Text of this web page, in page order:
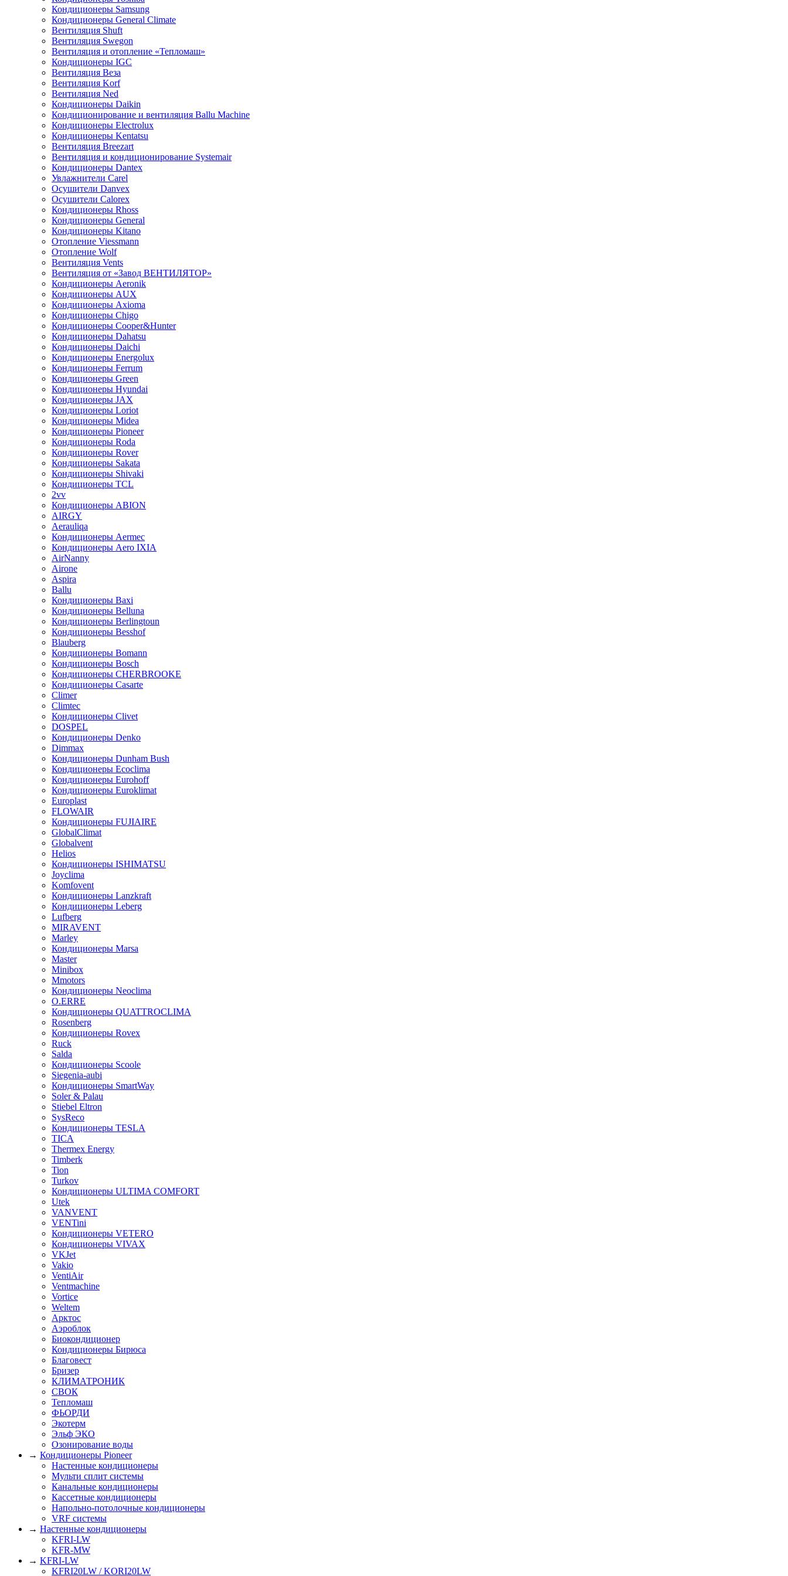
Кондиционеры Samsung
Кондиционеры General Climate
Вентиляция Shuft
Вентиляция Swegon
Вентиляция и отопление «Тепломаш»
Кондиционеры IGC
Вентиляция Веза
Вентиляция Korf
Вентиляция Ned
Кондиционеры Daikin
Кондиционирование и вентиляция Ballu Machine
Кондиционеры Electrolux
Кондиционеры Kentatsu
Вентиляция Breezart
Вентиляция и кондиционирование Systemair
Кондиционеры Dantex
Увлажнители Carel
Осушители Danvex
Осушители Calorex
Кондиционеры Rhoss
Кондиционеры General
Кондиционеры Kitano
Отопление Viessmann
Отопление Wolf
Вентиляция Vents
Вентиляция от «Завод ВЕНТИЛЯТОР»
Кондиционеры Aeronik
Кондиционеры AUX
Кондиционеры Axioma
Кондиционеры Chigo
Кондиционеры Cooper&Hunter
Кондиционеры Dahatsu
Кондиционеры Daichi
Кондиционеры Energolux
Кондиционеры Ferrum
Кондиционеры Green
Кондиционеры Hyundai
Кондиционеры JAX
Кондиционеры Loriot
Кондиционеры Midea
Кондиционеры Pioneer
Кондиционеры Roda
Кондиционеры Rover
Кондиционеры Sakata
Кондиционеры Shivaki
Кондиционеры TCL
2vv
Кондиционеры ABION
AIRGY
Aerauliqa
Кондиционеры Aermec
Кондиционеры Aero IXIA
AirNanny
Airone
Aspira
Ballu
Кондиционеры Baxi
Кондиционеры Belluna
Кондиционеры Berlingtoun
Кондиционеры Besshof
Blauberg
Кондиционеры Bomann
Кондиционеры Bosch
Кондиционеры CHERBROOKE
Кондиционеры Casarte
Climer
Climtec
Кондиционеры Clivet
DOSPEL
Кондиционеры Denko
Dimmax
Кондиционеры Dunham Bush
Кондиционеры Ecoclima
Кондиционеры Eurohoff
Кондиционеры Euroklimat
Europlast
FLOWAIR
Кондиционеры FUJIAIRE
GlobalClimat
Globalvent
Helios
Кондиционеры ISHIMATSU
Joyclima
Komfovent
Кондиционеры Lanzkraft
Кондиционеры Leberg
Lufberg
MIRAVENT
Marley
Кондиционеры Marsa
Master
Minibox
Mmotors
Кондиционеры Neoclima
O.ERRE
Кондиционеры QUATTROCLIMA
Rosenberg
Кондиционеры Rovex
Ruck
Salda
Кондиционеры Scoole
Siegenia-aubi
Кондиционеры SmartWay
Soler & Palau
Stiebel Eltron
SysReco
Кондиционеры TESLA
TICA
Thermex Energy
Timberk
Tion
Turkov
Кондиционеры ULTIMA COMFORT
Utek
VANVENT
VENTini
Кондиционеры VETERO
Кондиционеры VIVAX
VKJet
Vakio
VentiAir
Ventmachine
Vortice
Weltem
Арктос
Аэроблок
Биокондиционер
Кондиционеры Бирюса
Благовест
Бризер
КЛИМАТРОНИК
СВОК
Тепломаш
ФЬОРДИ
Экотерм
Эльф ЭКО
Озонирование воды
→ Кондиционеры Pioneer
Настенные кондиционеры
Мульти сплит системы
Канальные кондиционеры
Кассетные кондиционеры
Напольно-потолочные кондиционеры
VRF системы
→ Настенные кондиционеры
KFRI-LW
KFR-MW
→ KFRI-LW
KFRI20LW / KORI20LW